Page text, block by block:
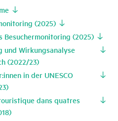
(2025)
(2025)
und Wirkungsanalyse
(2022/23)
in der UNESCO
dans quatres